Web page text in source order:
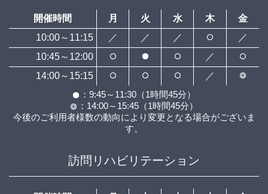
開催時間 月 火 水 木
金
10:00～11:15
／ ／ ／
／
10:45～12:00
／
14:00～15:15
／
：9:45～11:30（1時間45分）
：14:00～15:45（1時間45分）
今後のご利用者様数の動向により変更となる場合がございま
す。
訪問リハビリテーション